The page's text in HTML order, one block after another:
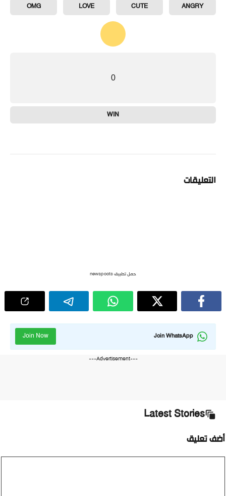
ANGRY
CUTE
LOVE
OMG
0
WIN
التعليقات
حمل تطبيق newspoots
Join WhatsApp
Join Now
---Advertisement---
Latest Stories
تعليق